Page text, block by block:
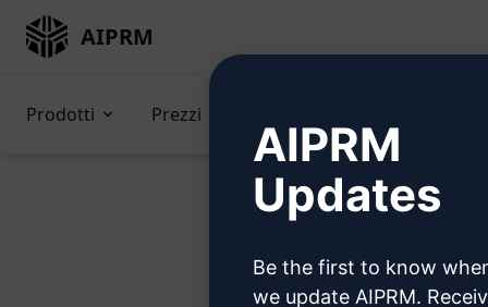
AIPRM
Prodotti Prezzi
AIPRM
Updates
Be the first to know
we update AIPRM.